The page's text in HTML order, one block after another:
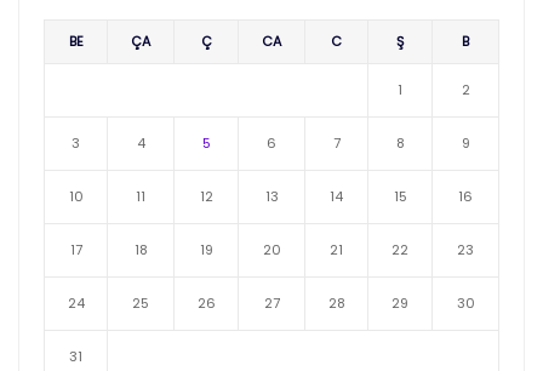
BE ÇA Ç CA C Ş B
1 2
3 4 5 6 7 8 9
10 11 12 13 14 15 16
17 18 19 20 21 22 23
24 25 26 27 28 29 30
31